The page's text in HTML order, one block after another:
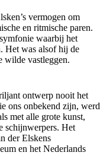
vermogen om
en ritmische paren.
waarbij het
Het was alsof hij de
wilde vastleggen.
ontwerp nooit het
ons onbekend zijn, werd
met alle grote kunst,
schijnwerpers. Het
der Elskens
en het Nederlands